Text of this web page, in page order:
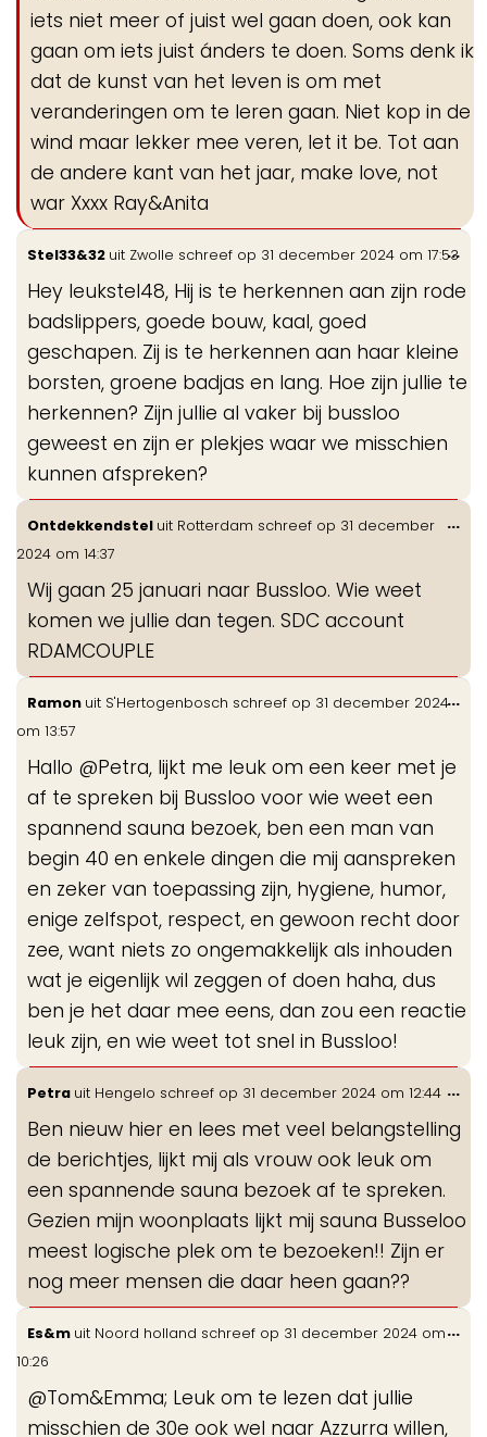
iets niet meer of juist wel gaan doen, ook kan
gaan om iets juist ánders te doen. Soms denk ik
dat de kunst van het leven is om met
veranderingen om te leren gaan. Niet kop in de
wind maar lekker mee veren, let it be. Tot aan
de andere kant van het jaar, make love, not
war Xxxx Ray&Anita
Stel33&32 uit Zwolle schreef op 31 december 2024 om 17:53
Hey leukstel48, Hij is te herkennen aan zijn rode
badslippers, goede bouw, kaal, goed
geschapen. Zij is te herkennen aan haar kleine
borsten, groene badjas en lang. Hoe zijn jullie te
herkennen? Zijn jullie al vaker bij bussloo
geweest en zijn er plekjes waar we misschien
kunnen afspreken?
...
Ontdekkendstel uit Rotterdam schreef op 31 december
2024 om 14:37
Wij gaan 25 januari naar Bussloo. Wie weet
komen we jullie dan tegen. SDC account
RDAMCOUPLE
...
Ramon uit S'Hertogenbosch schreef op 31 december 2024
om 13:57
Hallo @Petra, lijkt me leuk om een keer met je
af te spreken bij Bussloo voor wie weet een
spannend sauna bezoek, ben een man van
begin 40 en enkele dingen die mij aanspreken
en zeker van toepassing zijn, hygiene, humor,
enige zelfspot, respect, en gewoon recht door
zee, want niets zo ongemakkelijk als inhouden
wat je eigenlijk wil zeggen of doen haha, dus
ben je het daar mee eens, dan zou een reactie
leuk zijn, en wie weet tot snel in Bussloo!
...
Petra uit Hengelo schreef op 31 december 2024 om 12:44
Ben nieuw hier en lees met veel belangstelling
de berichtjes, lijkt mij als vrouw ook leuk om
een spannende sauna bezoek af te spreken.
Gezien mijn woonplaats lijkt mij sauna Busseloo
meest logische plek om te bezoeken!! Zijn er
nog meer mensen die daar heen gaan??
...
Es&m uit Noord holland schreef op 31 december 2024 om
10:26
@Tom&Emma; Leuk om te lezen dat jullie
misschien de 30e ook wel naar Azzurra willen,
...